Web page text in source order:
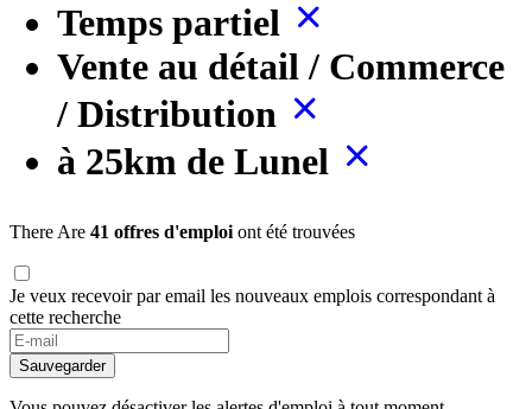
Temps partiel
Vente au détail / Commerce
/ Distribution
à 25km de Lunel
There Are 41 offres d'emploi ont été trouvées
Je veux recevoir par email les nouveaux emplois correspondant à
cette recherche
Sauvegarder